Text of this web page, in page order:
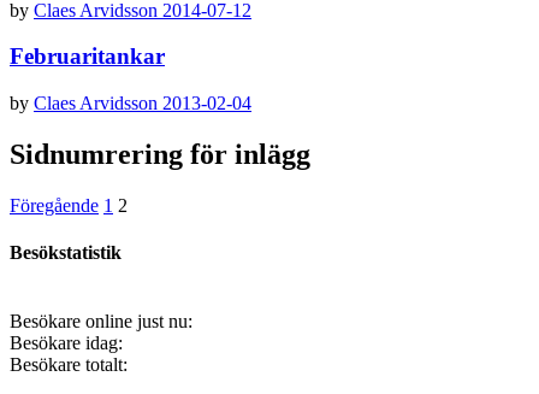
by Claes Arvidsson 2014-07-12
Februaritankar
by Claes Arvidsson 2013-02-04
Sidnumrering för inlägg
Föregående 1 2
Besökstatistik
Besökare online just nu:
Besökare idag:
Besökare totalt: